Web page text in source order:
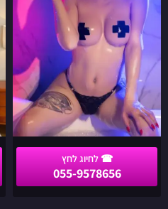
055-9578656